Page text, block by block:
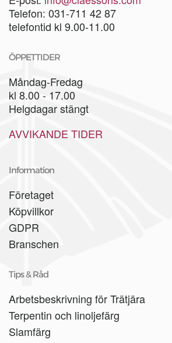
Telefon: 031-711 42 87
telefontid kl 9.00-11.00
ÖPPETTIDER
Måndag-Fredag
kl 8.00 - 17.00
Helgdagar stängt
AVVIKANDE TIDER
Information
Företaget
Köpvillkor
GDPR
Branschen
Tips & Råd
Arbetsbeskrivning för Trätjära
Terpentin och linoljefärg
Slamfärg